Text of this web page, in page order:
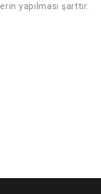
yapılması şarttır.
sonucu